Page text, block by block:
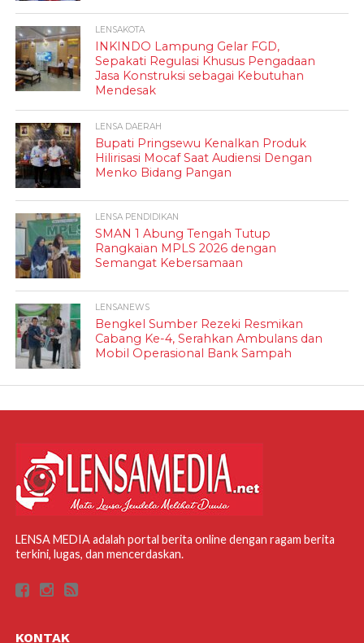
LENSAKOTA
INKINDO Lampung Gelar FGD,
Sepakati Regulasi Khusus Pengadaan
Jasa Konstruksi sebagai Kebutuhan
Mendesak
LENSA DAERAH
Bupati Pringsewu Kenalkan Produk
Hilirisasi Mocaf Saat Audiensi Dengan
Menko Bidang Pangan
LENSA PENDIDIKAN
SMAN 1 Abung Tengah Tutup
Rangkaian MPLS 2026 dengan
Semangat Kebersamaan
LENSANEWS
Bengkel Sumber Rezeki Resmikan
Cabang Ke-4, Serahkan Ambulans dan
Mobil Operasional Bank Sampah
LENSA MEDIA adalah portal berita online dengan ragam berita
terkini, lugas, dan mencerdaskan.
KONTAK